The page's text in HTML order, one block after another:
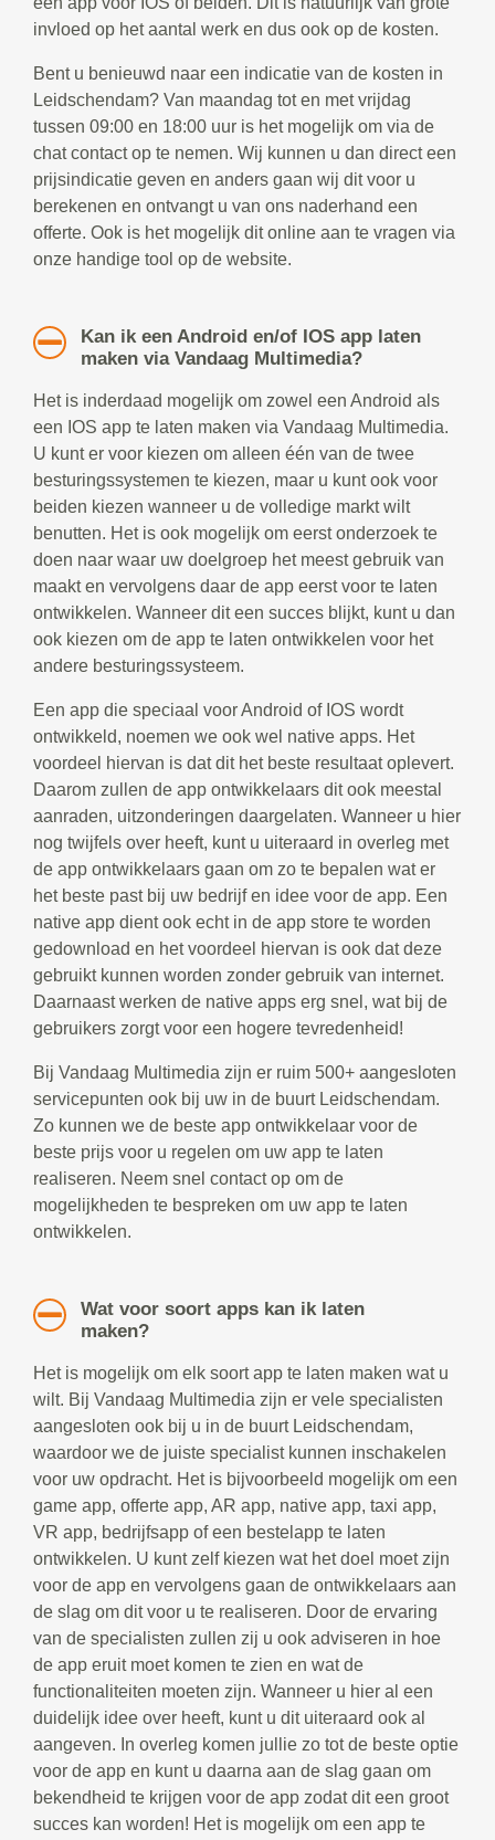
invloed op het aantal werk en dus ook op de kosten.
Bent u benieuwd naar een indicatie van de kosten in
Leidschendam? Van maandag tot en met vrijdag
tussen 09:00 en 18:00 uur is het mogelijk om via de
chat contact op te nemen. Wij kunnen u dan direct een
prijsindicatie geven en anders gaan wij dit voor u
berekenen en ontvangt u van ons naderhand een
offerte. Ook is het mogelijk dit online aan te vragen via
onze handige tool op de website.
Kan ik een Android en/of IOS app laten
maken via Vandaag Multimedia?
Het is inderdaad mogelijk om zowel een Android als
een IOS app te laten maken via Vandaag Multimedia.
U kunt er voor kiezen om alleen één van de twee
besturingssystemen te kiezen, maar u kunt ook voor
beiden kiezen wanneer u de volledige markt wilt
benutten. Het is ook mogelijk om eerst onderzoek te
doen naar waar uw doelgroep het meest gebruik van
maakt en vervolgens daar de app eerst voor te laten
ontwikkelen. Wanneer dit een succes blijkt, kunt u dan
ook kiezen om de app te laten ontwikkelen voor het
andere besturingssysteem.
Een app die speciaal voor Android of IOS wordt
ontwikkeld, noemen we ook wel native apps. Het
voordeel hiervan is dat dit het beste resultaat oplevert.
Daarom zullen de app ontwikkelaars dit ook meestal
aanraden, uitzonderingen daargelaten. Wanneer u hier
nog twijfels over heeft, kunt u uiteraard in overleg met
de app ontwikkelaars gaan om zo te bepalen wat er
het beste past bij uw bedrijf en idee voor de app. Een
native app dient ook echt in de app store te worden
gedownload en het voordeel hiervan is ook dat deze
gebruikt kunnen worden zonder gebruik van internet.
Daarnaast werken de native apps erg snel, wat bij de
gebruikers zorgt voor een hogere tevredenheid!
Bij Vandaag Multimedia zijn er ruim 500+ aangesloten
servicepunten ook bij uw in de buurt Leidschendam.
Zo kunnen we de beste app ontwikkelaar voor de
beste prijs voor u regelen om uw app te laten
realiseren. Neem snel contact op om de
mogelijkheden te bespreken om uw app te laten
ontwikkelen.
Wat voor soort apps kan ik laten
maken?
Het is mogelijk om elk soort app te laten maken wat u
wilt. Bij Vandaag Multimedia zijn er vele specialisten
aangesloten ook bij u in de buurt Leidschendam,
waardoor we de juiste specialist kunnen inschakelen
voor uw opdracht. Het is bijvoorbeeld mogelijk om een
game app, offerte app, AR app, native app, taxi app,
VR app, bedrijfsapp of een bestelapp te laten
ontwikkelen. U kunt zelf kiezen wat het doel moet zijn
voor de app en vervolgens gaan de ontwikkelaars aan
de slag om dit voor u te realiseren. Door de ervaring
van de specialisten zullen zij u ook adviseren in hoe
de app eruit moet komen te zien en wat de
functionaliteiten moeten zijn. Wanneer u hier al een
duidelijk idee over heeft, kunt u dit uiteraard ook al
aangeven. In overleg komen jullie zo tot de beste optie
voor de app en kunt u daarna aan de slag gaan om
bekendheid te krijgen voor de app zodat dit een groot
succes kan worden! Het is mogelijk om een app te